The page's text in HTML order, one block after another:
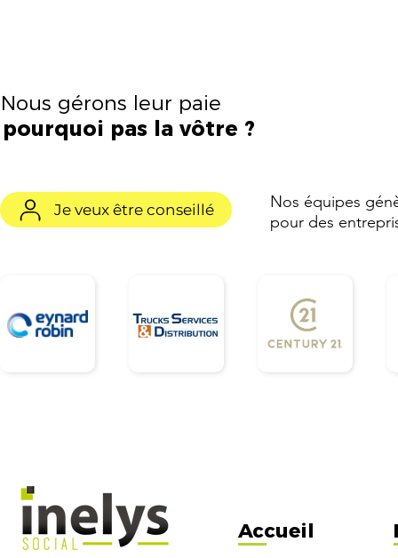
Nous gérons leur paie
pourquoi pas la vôtre ?
Je veux être conseillé
Nos équipes
pour des
Accueil